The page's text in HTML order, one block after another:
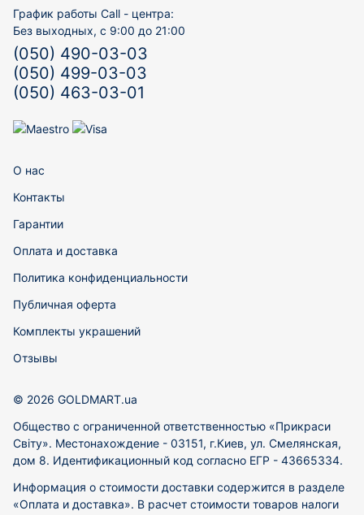
График работы Call - центра:
Без выходных, с 9:00 до 21:00
(050) 490-03-03
(050) 499-03-03
(050) 463-03-01
О нас
Контакты
Гарантии
Оплата и доставка
Политика конфиденциальности
Публичная оферта
Комплекты украшений
Отзывы
© 2026 GOLDMART.ua
Общество с ограниченной ответственностью «Прикраси
Світу». Местонахождение - 03151, г.Киев, ул. Смелянская,
дом 8. Идентификационный код согласно ЕГР - 43665334.
Информация о стоимости доставки содержится в разделе
«Оплата и доставка». В расчет стоимости товаров налоги